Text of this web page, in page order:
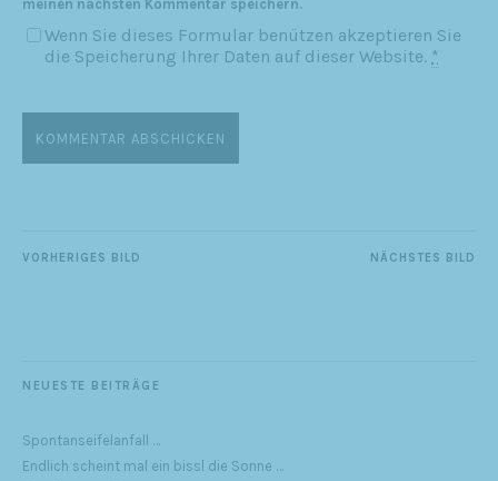
meinen nächsten Kommentar speichern.
Wenn Sie dieses Formular benützen akzeptieren Sie
die Speicherung Ihrer Daten auf dieser Website. *
NÄCHSTES BILD
VORHERIGES BILD
NEUESTE BEITRÄGE
Spontanseifelanfall …
Endlich scheint mal ein bissl die Sonne …